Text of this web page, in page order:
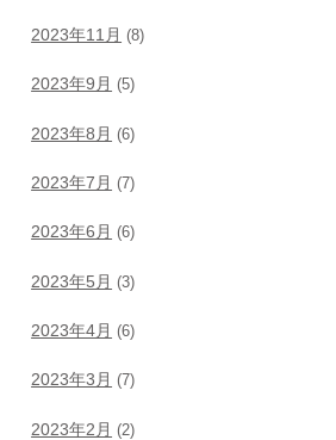
2023年11月 (8)
2023年9月 (5)
2023年8月 (6)
2023年7月 (7)
2023年6月 (6)
2023年5月 (3)
2023年4月 (6)
2023年3月 (7)
2023年2月 (2)